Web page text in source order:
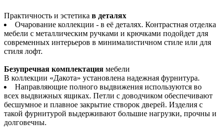
Практичность и эстетика в деталях
Очарование коллекции - в её деталях. Контрастная отделка
мебели с металлическим ручками и крючками подойдет для
современных интерьеров в минималистичном стиле или для
стиля лофт.
Безупречная комплектация мебели
В коллекции «Дакота» установлена надежная фурнитура.
Направляющие полного выдвижения используются во
всех выдвижных ящиках. Петли с доводчиком обеспечивают
бесшумное и плавное закрытие створок дверей. Изделия с
такой фурнитурой выдерживают большие нагрузки, прочны и
долговечны.